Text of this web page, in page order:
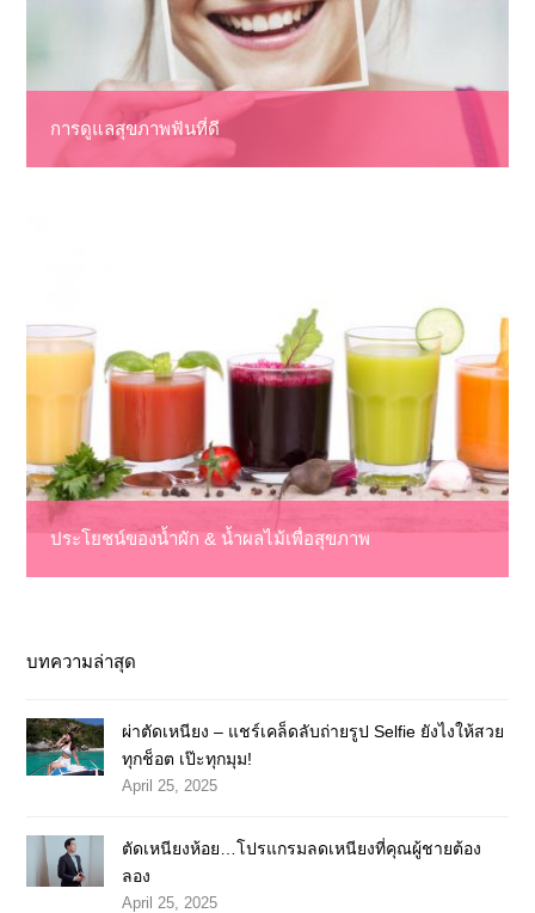
การดูแลสุขภาพฟันที่ดี
ประโยชน์ของน้ำผัก & น้ำผลไม้เพื่อสุขภาพ
บทความล่าสุด
ผ่าตัดเหนียง – แชร์เคล็ดลับถ่ายรูป Selfie ยังไงให้สวย
ทุกช็อต เป๊ะทุกมุม!
April 25, 2025
ตัดเหนียงห้อย…โปรแกรมลดเหนียงที่คุณผู้ชายต้อง
ลอง
April 25, 2025